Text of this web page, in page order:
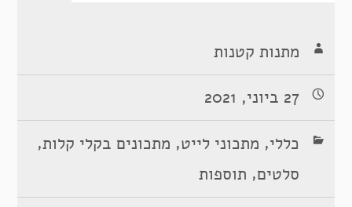
מתנות קטנות
27 ביוני, 2021
כללי, מתכוני לייט, מתכונים בקלי קלות,
סלטים, תוספות